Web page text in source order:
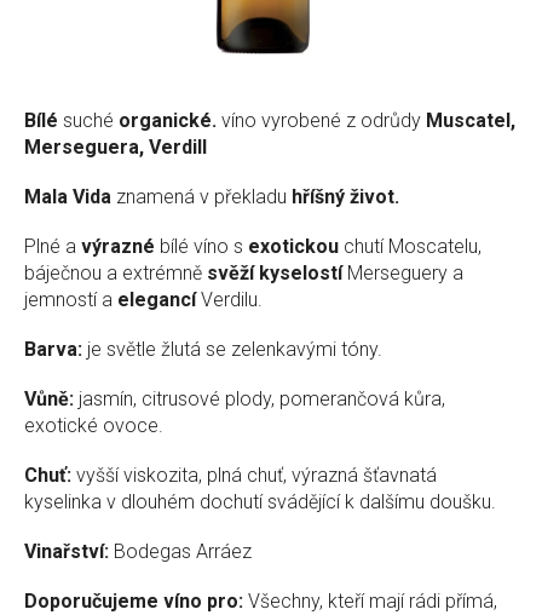
Bílé suché organické. víno vyrobené z odrůdy Muscatel,
Merseguera, Verdill
Mala Vida znamená v překladu hříšný život.
Plné a výrazné bílé víno s exotickou chutí Moscatelu,
báječnou a extrémně svěží kyselostí Merseguery a
jemností a elegancíVerdilu.
Barva: je světle žlutá se zelenkavými tóny.
Vůně: jasmín, citrusové plody, pomerančová kůra,
exotické ovoce.
Chuť: vyšší viskozita, plná chuť, výrazná šťavnatá
kyselinka v dlouhém dochutí svádějící k dalšímu doušku.
Vinařství: Bodegas Arráez
Doporučujeme víno pro: Všechny, kteří mají rádi přímá,